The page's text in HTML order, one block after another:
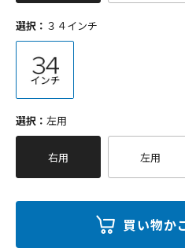
選択： ３４インチ
選択： 左用
右用 左用